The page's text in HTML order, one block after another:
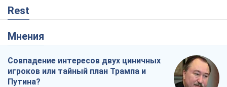
Rest
Мнения
Совпадение интересов двух циничных
игроков или тайный план Трампа и
Путина?